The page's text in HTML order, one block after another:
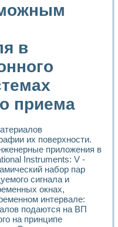
геометрического анализа в
помощью программно -
всплывающих газовых
тиристорным
INSTRUMENTS для
стенда для
и развития
импедансный томограф на
характеризации
процессов получения
зрения для контроля
переходных процессов
разработке обучающих
в
приема
их поверхности.
приложения в
Instruments: V -
набор пар
сигнала и
окнах,
интервале:
подаются на ВП
на принципе